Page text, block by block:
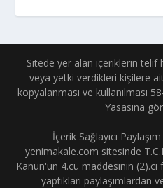
Sitede yer alan içeriklerin telif
veya yetki verdikleri kişilere
kopyalanması ve kullanılması
Yasasına
İçerik Sağlayıcı
yenimakale.com sitesinde
Kanun'un 4.cü maddesinin (2).ci
yaptıkları paylaşımlardan